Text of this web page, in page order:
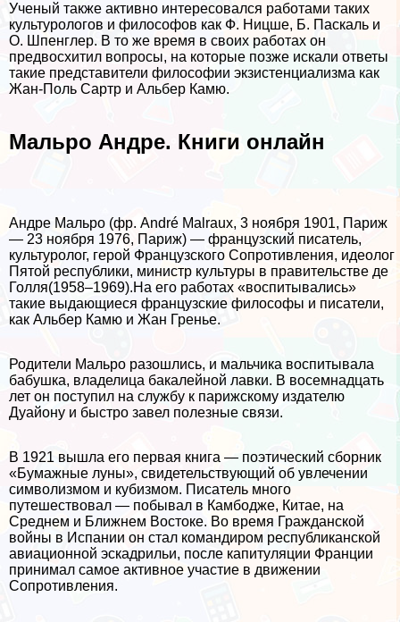
Ученый также активно интересовался работами таких
культурологов и философов как Ф. Ницше, Б. Паскаль и
О. Шпенглер. В то же время в своих работах он
предвосхитил вопросы, на которые позже искали ответы
такие представители философии экзистенциализма как
Жан-Поль Сартр и Альбер Камю.
Мальро Андре. Книги онлайн
Андре Мальро (фр. André Malraux, 3 ноября 1901, Париж
— 23 ноября 1976, Париж) — французский писатель,
культуролог, герой Французского Сопротивления, идеолог
Пятой республики, министр культуры в правительстве де
Голля(1958–1969).На его работах «воспитывались»
такие выдающиеся французские философы и писатели,
как Альбер Камю и Жан Гренье.
Родители Мальро разошлись, и мальчика воспитывала
бабушка, владелица бакалейной лавки. В восемнадцать
лет он поступил на службу к парижскому издателю
Дуайону и быстро завел полезные связи.
В 1921 вышла его первая книга — поэтический сборник
«Бумажные луны», свидетельствующий об увлечении
символизмом и кубизмом. Писатель много
путешествовал — побывал в Камбодже, Китае, на
Среднем и Ближнем Востоке. Во время Гражданской
войны в Испании он стал комaндиром республиканской
авиационной эскадрильи, после капитуляции Франции
принимал самое активное участие в движении
Сопротивления.